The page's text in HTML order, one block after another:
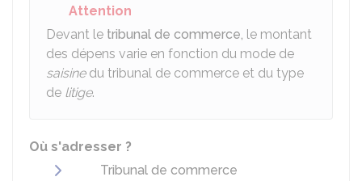
Attention
Devant le tribunal de commerce, le montant
des dépens varie en fonction du mode de
saisinedu tribunal de commerce et du type
de litige.
Où s'adresser ?
Tribunal de commerce